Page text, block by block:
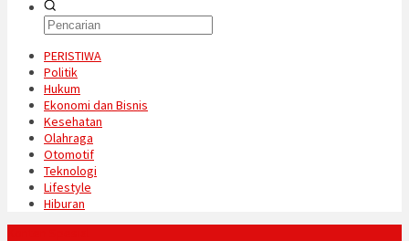
PERISTIWA
Politik
Hukum
Ekonomi dan Bisnis
Kesehatan
Olahraga
Otomotif
Teknologi
Lifestyle
Hiburan